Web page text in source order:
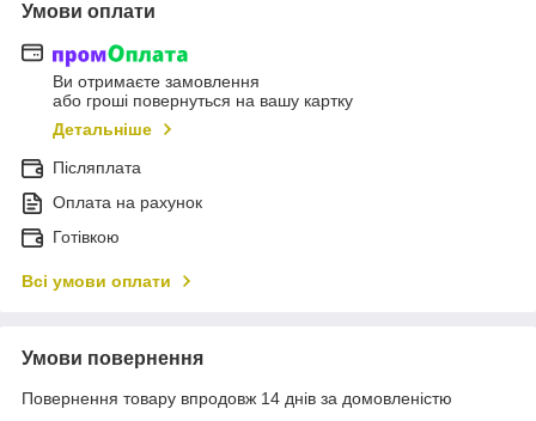
Умови оплати
Ви отримаєте замовлення
або гроші повернуться на вашу картку
Детальніше
Післяплата
Оплата на рахунок
Готівкою
Всі умови оплати
Умови повернення
Повернення товару впродовж 14 днів за домовленістю